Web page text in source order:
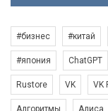
#бизнес #китай
#япония ChatGPT
Rustore VK VK
Алгоритмы Алиса